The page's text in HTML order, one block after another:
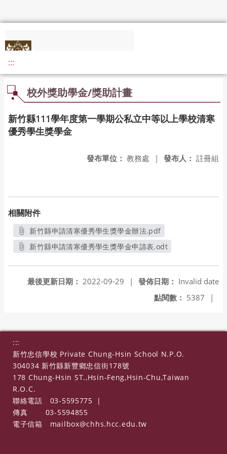
:::
校外獎助學金/獎助計畫
新竹縣111學年度第一學期公私立中等以上學校清寒
優秀學生獎學金
發布人： 註冊組
發布單位： 教務處 |
相關附件
新竹縣申請清寒優秀學生獎學金辦法.pdf
另開新視窗
新竹縣申請清寒優秀學生獎學金申請表.odt
發佈日期： Invalid date
最後更新日期： 2022-09-29
|
點閱數： 5387 |
:::
新竹忠信學校 Private Chung-Hsin School N.P.O.
304034 新竹縣新豐鄉忠信街178號
178 Chung-Hsin ST.,Hsin-Feng,Hsin-Chu,Taiwan
R.O.C.
聯絡電話
03-5595775
|
傳真
03-5594855
電子信箱
mailbox@chhs.hcc.edu.tw